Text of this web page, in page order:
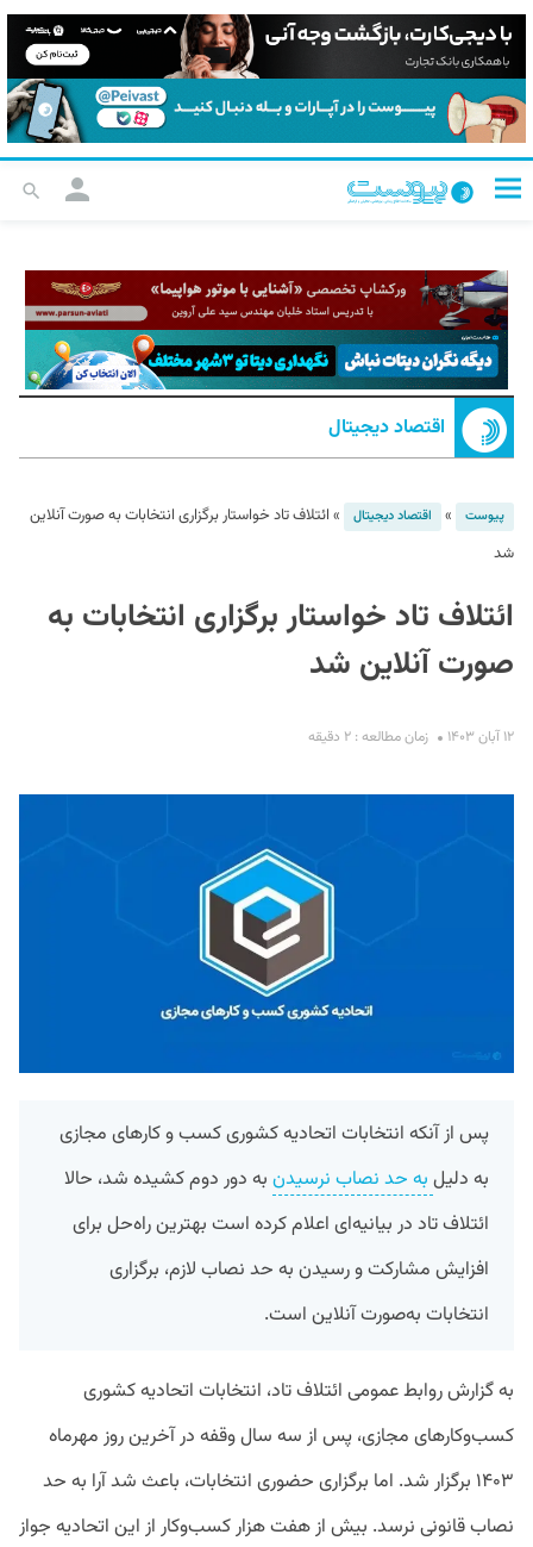
اقتصاد دیجیتال
پیوست » اقتصاد دیجیتال » ائتلاف تاد خواستار برگزاری انتخابات به صورت آنلاین
شد
ائتلاف تاد خواستار برگزاری انتخابات به
صورت آنلاین شد
۱۲ آبان ۱۴۰۳ زمان مطالعه : ۲ دقیقه
پس از آنکه انتخابات اتحادیه کشوری کسب و کارهای مجازی
به دلیل به حد نصاب نرسیدن به دور دوم کشیده شد، حالا
ائتلاف تاد در بیانیه‌ای اعلام کرده است بهترین راه‌حل برای
افزایش مشارکت و رسیدن به حد نصاب لازم، برگزاری
انتخابات به‌صورت آنلاین است.
به گزارش روابط عمومی ائتلاف تاد، انتخابات اتحادیه کشوری
کسب‌وکارهای مجازی، پس از سه سال وقفه در آخرین روز مهرماه
۱۴۰۳ برگزار شد. اما برگزاری حضوری انتخابات، باعث شد آرا به حد
نصاب قانونی نرسد. بیش از هفت هزار کسب‌وکار از این اتحادیه جواز